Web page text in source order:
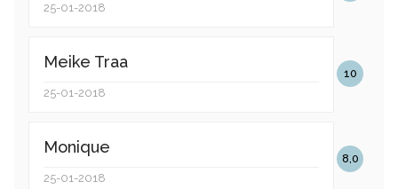
25-01-2018
10
Meike Traa
25-01-2018
8,0
Monique
25-01-2018